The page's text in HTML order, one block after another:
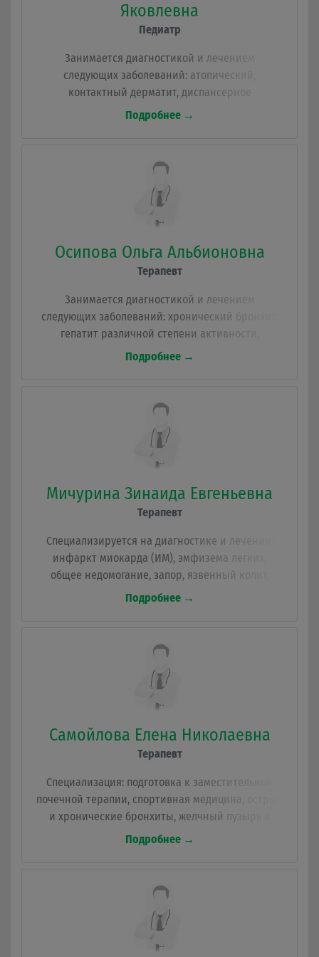
Яковлевна
Педиатр
Занимается диагностикой и лечением
следующих заболеваний: атопический,
контактный дерматит, диспансерное
наблюдение, антропометрия, заболевания
органов пищеварения, грыжа пищеводного
назначение лечения, Острые инфекционные
заболевания.
Подробнее →
Осипова Ольга Альбионовна
Терапевт
Занимается диагностикой и лечением
следующих заболеваний: хронический бронхит,
гепатит различной степени активности,
рефлюксная болезнь, амбулаторно-
поликлинический прием, нарушения обмена
органов дыхания, чтение рентген-снимков,
лечение больных в отделении интенсивной
терапии.
Подробнее →
Мичурина Зинаида Евгеньевна
Терапевт
Специализируется на диагностике и лечении:
инфаркт миокарда (ИМ), эмфизема легких,
общее недомогание, запор, язвенный колит,
анемия, нестабильные позвонки, пролапс
митрального клапана.
Подробнее →
Самойлова Елена Николаевна
Терапевт
Специализация: подготовка к заместительной
почечной терапии, спортивная медицина, острые
и хронические бронхиты, желчный пузырь и
протоки, респираторные инфекции, скарлатина,
инсульт, назначение лечения.
Подробнее →